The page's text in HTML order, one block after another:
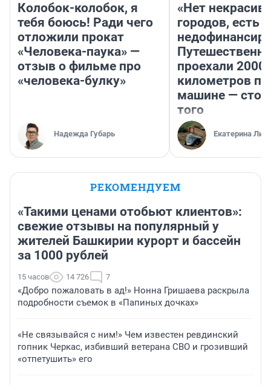
Колобок-колобок, я
тебя боюсь! Ради чего
отложили прокат
«Человека-паука» —
отзыв о фильме про
«человека-булку»
Надежда Губарь
«Нет
городов, есть
проехали 2000
километров по
машине —
того
Екатерина
РЕКОМЕНДУЕМ
«Такими ценами отобьют клиентов»:
свежие отзывы на популярный у
жителей Башкирии курорт и бассейн
за 1000 рублей
15 часов 14 726 7
«Добро пожаловать в ад!» Нонна Гришаева раскрыла
подробности съемок в «Папиных дочках»
«Не связывайся с ним!» Чем известен ревдинский
гопник Черкас, избивший ветерана СВО и грозивший
«отпетушить» его